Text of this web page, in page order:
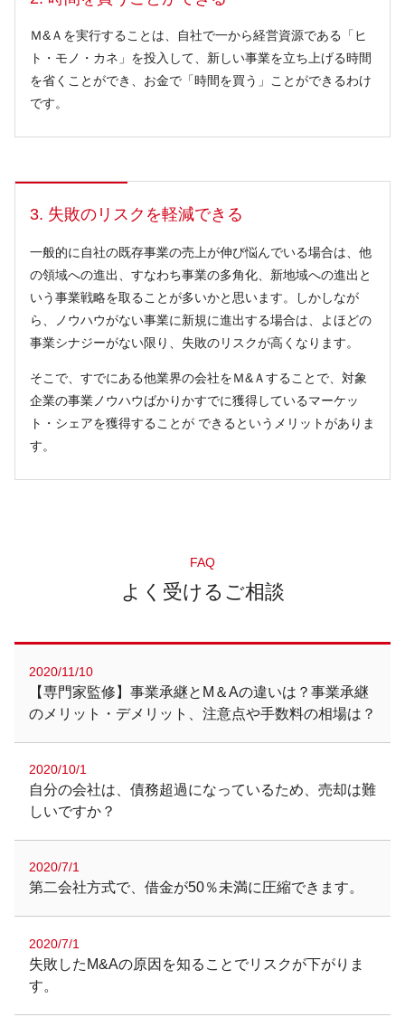
Ｍ&Ａを実行することは、自社で一から経営資源である「ヒ
ト・モノ・カネ」を投入して、新しい事業を立ち上げる時間
を省くことができ、お金で「時間を買う」ことができるわけ
です。
3. 失敗のリスクを軽減できる
一般的に自社の既存事業の売上が伸び悩んでいる場合は、他
の領域への進出、すなわち事業の多角化、新地域への進出と
いう事業戦略を取ることが多いかと思います。しかしなが
ら、ノウハウがない事業に新規に進出する場合は、よほどの
事業シナジーがない限り、失敗のリスクが高くなります。
そこで、すでにある他業界の会社をＭ&Ａすることで、対象
企業の事業ノウハウばかりかすでに獲得しているマーケッ
ト・シェアを獲得することが できるというメリットがありま
す。
FAQ
よく受けるご相談
2020/11/10
【専門家監修】事業承継とM＆Aの違いは？事業承継
のメリット・デメリット、注意点や手数料の相場は？
2020/10/1
自分の会社は、債務超過になっているため、売却は難
しいですか？
2020/7/1
第二会社方式で、借金が50％未満に圧縮できます。
2020/7/1
失敗したM&Aの原因を知ることでリスクが下がりま
す。